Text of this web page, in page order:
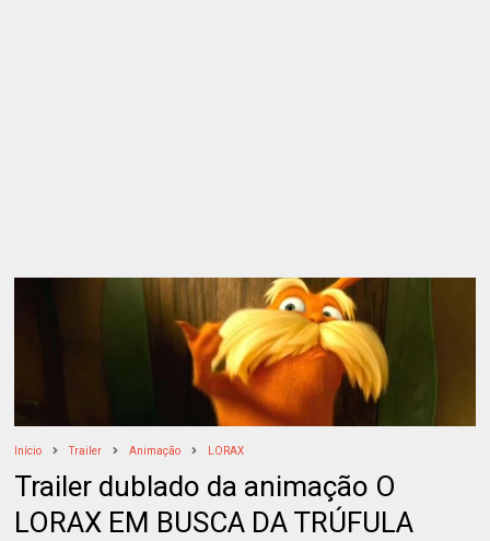
Início Trailer Animação LORAX
Trailer dublado da animação O
LORAX EM BUSCA DA TRÚFULA